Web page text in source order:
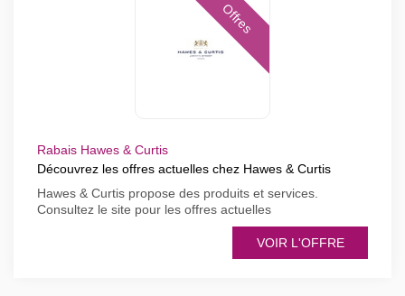
Offres
Rabais Hawes & Curtis
Découvrez les offres actuelles chez Hawes & Curtis
Hawes & Curtis propose des produits et services.
Consultez le site pour les offres actuelles
VOIR L'OFFRE